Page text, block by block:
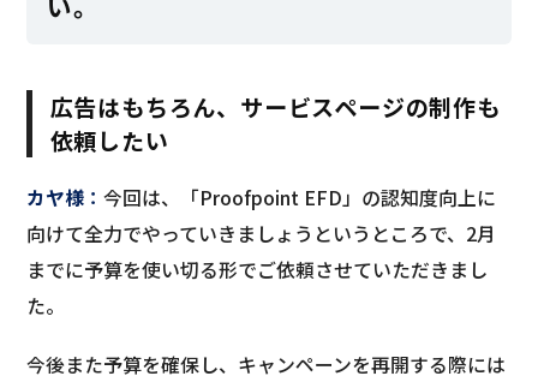
広告はもちろん、サービスページの制作も
依頼したい
カヤ様 ：今回は、「Proofpoint EFD」の認知度向上に
向けて全力でやっていきましょうというところで、2月
までに予算を使い切る形でご依頼させていただきまし
た。
今後また予算を確保し、キャンペーンを再開する際には